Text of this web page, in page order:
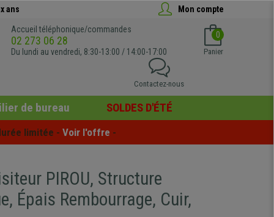
ans Mon compte
Accueil téléphonique/commandes
02 273 06 28
Du lundi au vendredi, 8:30-13:00 / 14:00-17:00
0
Panier
Contactez-nous
de bureau SOLDES D'ÉTÉ
limitée - Voir l'offre -
PIROU, Structure
Épais Rembourrage, Cuir,